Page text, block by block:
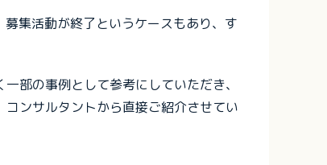
集活動が終了というケースもあり、す
部の事例として参考にしていただき、
ンサルタントから直接ご紹介させてい